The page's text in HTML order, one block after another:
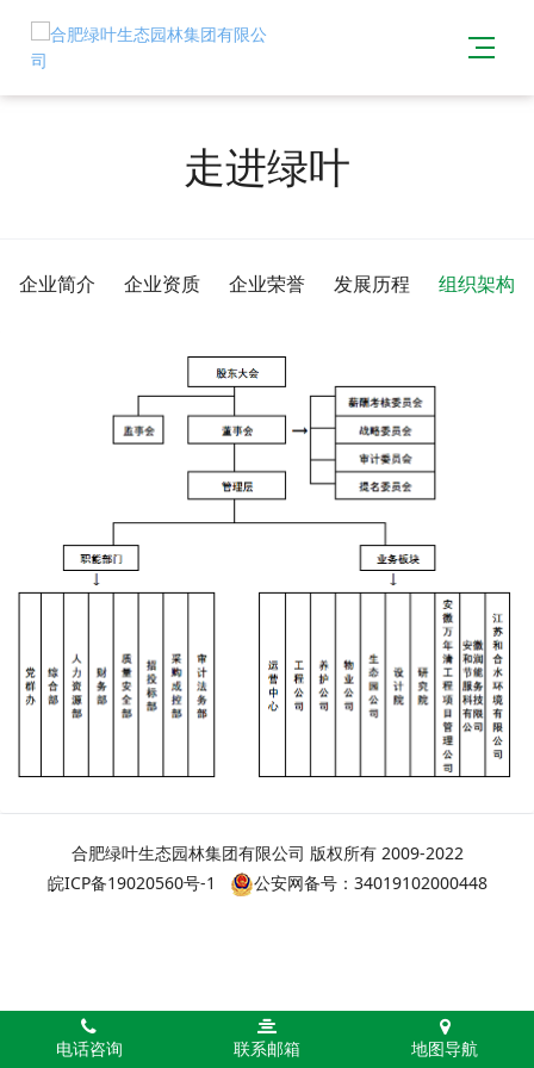
走进绿叶
企业简介 企业资质 企业荣誉 发展历程 组织架构
合肥绿叶生态园林集团有限公司 版权所有 2009-2022
皖ICP备19020560号-1
公安网备号：34019102000448
电话咨询 联系邮箱 地图导航